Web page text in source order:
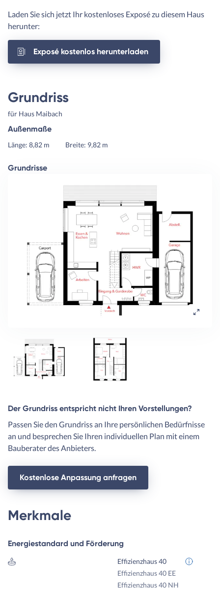
Laden Sie sich jetzt Ihr kostenloses Exposé zu diesem Haus
herunter:
Exposé kostenlos herunterladen
Grundriss
für Haus Maibach
Außenmaße
Länge: 8,82 m Breite: 9,82 m
Grundrisse
Der Grundriss entspricht nicht Ihren Vorstellungen?
Passen Sie den Grundriss an Ihre persönlichen Bedürfnisse
an und besprechen Sie Ihren individuellen Plan mit einem
Bauberater des Anbieters.
Kostenlose Anpassung anfragen
Merkmale
Energiestandard und Förderung
Effizienzhaus 40
Effizienzhaus 40 EE
Effizienzhaus 40 NH